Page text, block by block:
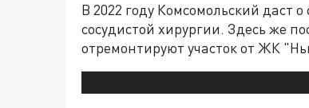
В 2022 году Комсомольский даст
сосудистой хирургии. Здесь же
отремонтируют участок от ЖК